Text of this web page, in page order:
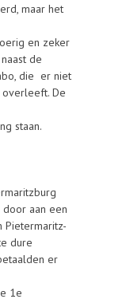
maar het
en zeker
naast de
die er niet
overleeft. De
staan.
aan een
Pietermaritz-
dure
er
1e